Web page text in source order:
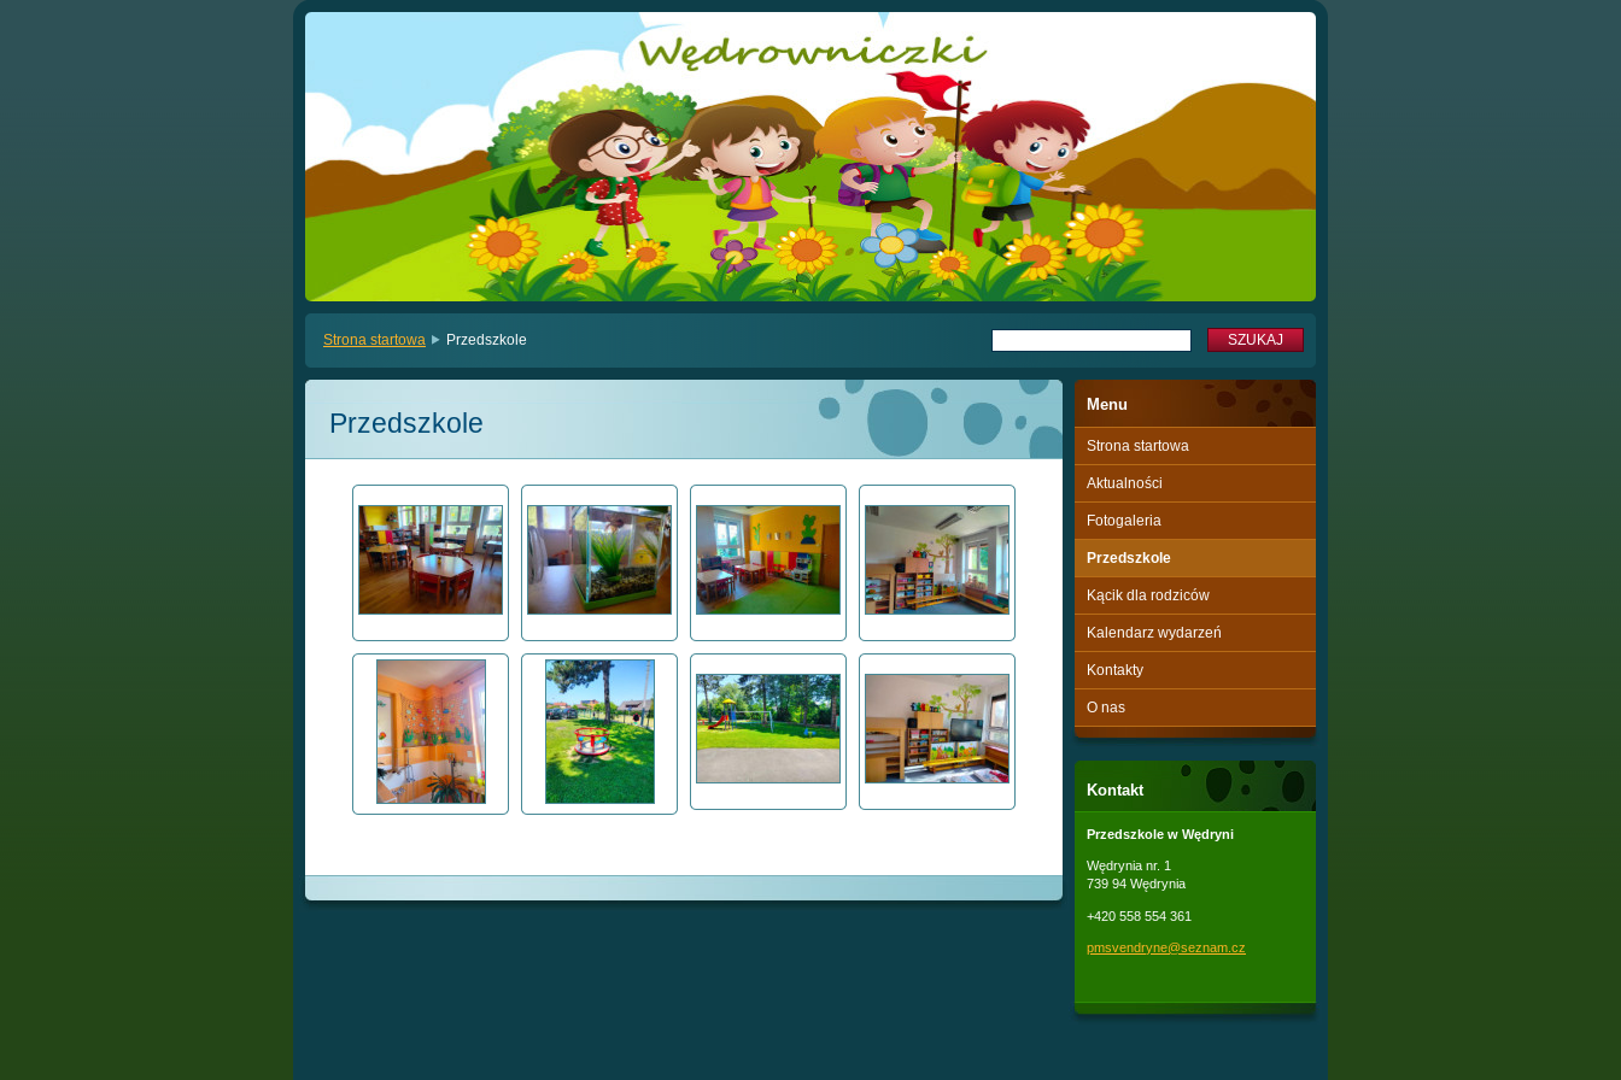
Strona startowa Przedszkole
Przedszkole
Menu
Strona startowa
Aktualności
Fotogaleria
Przedszkole
Kącik dla rodziców
Kalendarz wydarzeń
Kontakty
O nas
Kontakt
Przedszkole w Wędryni
Wędrynia nr. 1
739 94 Wędrynia
+420 558 554 361
pmsvendryne@seznam.cz